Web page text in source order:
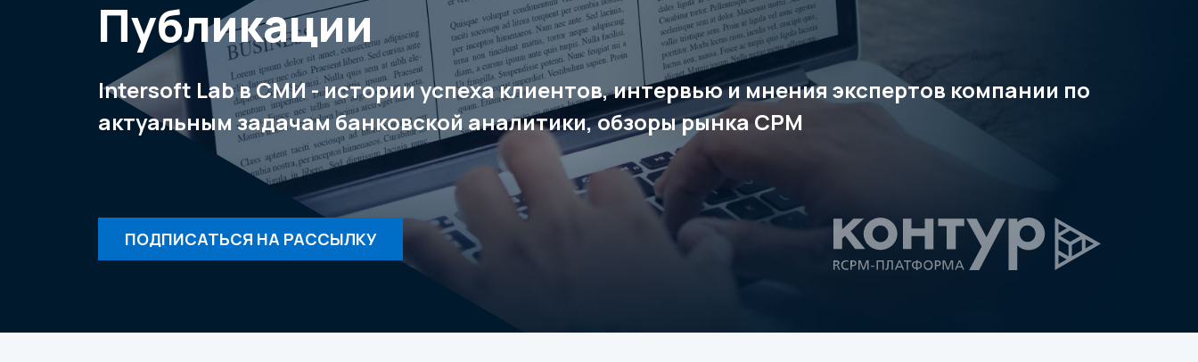
Публикации
Intersoft Lab в СМИ - истории успеха клиентов, интервью и мнения экспертов компании по
актуальным задачам банковской аналитики, обзоры рынка CPM
ПОДПИСАТЬСЯ НА РАССЫЛКУ